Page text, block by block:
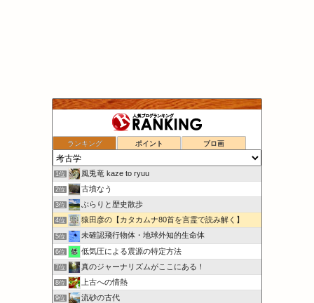
ランキング ポイント ブロ画
1位 風兎竜 kaze to ryuu
2位 古墳なう
3位 ぶらりと歴史散歩
4位 猿田彦の【カタカムナ80首を言霊で読み解く】
5位 未確認飛行物体・地球外知的生命体
6位 低気圧による震源の特定方法
7位 真のジャーナリズムがここにある！
8位 上古への情熱
9位 流砂の古代